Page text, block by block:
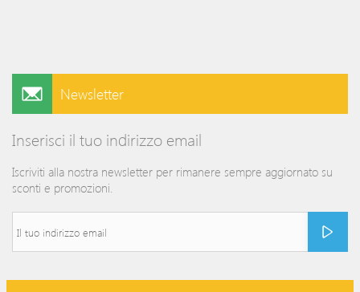
Newsletter
Inserisci il tuo indirizzo email
Iscriviti alla nostra newsletter per rimanere sempre aggiornato su
sconti e promozioni.